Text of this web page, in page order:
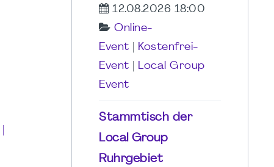
12.08.2026 18:00
Online-
Event
Kostenfrei-
Event
Local Group
Event
Stammtisch der
Local Group
Ruhrgebiet